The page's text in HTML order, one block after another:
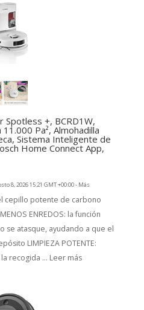
Spotless +, BCRD1W,
Pa², Almohadilla
Sistema Inteligente de
Home Connect App,
8, 2026 15:21 GMT +00:00 - Más
cepillo potente de carbono
ENREDOS: la función
se atasque, ayudando a que el
LIMPIEZA POTENTE:
recogida ... Leer más